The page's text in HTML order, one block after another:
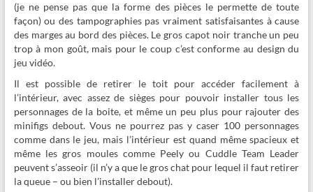
(je ne pense pas que la forme des pièces le permette de toute
façon) ou des tampographies pas vraiment satisfaisantes à cause
des marges au bord des pièces. Le gros capot noir tranche un peu
trop à mon goût, mais pour le coup c’est conforme au design du
jeu vidéo.
Il est possible de retirer le toit pour accéder facilement à
l’intérieur, avec assez de sièges pour pouvoir installer tous les
personnages de la boite, et même un peu plus pour rajouter des
minifigs debout. Vous ne pourrez pas y caser 100 personnages
comme dans le jeu, mais l’intérieur est quand même spacieux et
même les gros moules comme Peely ou Cuddle Team Leader
peuvent s’asseoir (il n’y a que le gros chat pour lequel il faut retirer
la queue – ou bien l’installer debout).